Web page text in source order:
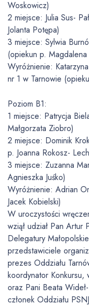
Woskowicz)
2 miejsce: Julia Sus-
Jolanta Potępa)
3 miejsce: Sylwia
(opiekun p. Magdalena
Wyróżnienie:
nr 1 w Tarnowie
Poziom B1:
1 miejsce: Patrycja
Małgorzata Ziobro)
2 miejsce: Dominik
p. Joanna Rokosz-
3 miejsce: Zuzanna
Agnieszka Juśko)
Wyróżnienie: Adrian
Jacek Kobielski)
W uroczystości
wziął udział Pan Artur
Delegatury
przedstawiciele
prezes Oddziału
koordynator Konkursu,
oraz Pani Beata
członek Oddziału